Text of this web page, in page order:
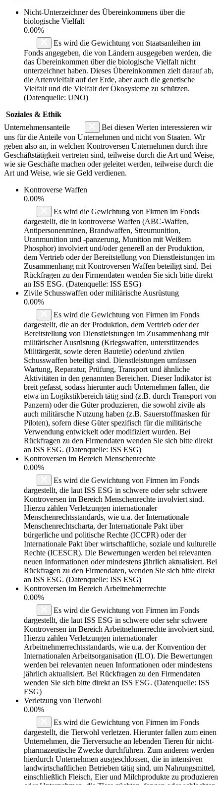
Nicht-Unterzeichner des Übereinkommens über die
biologische Vielfalt
0.00%
Es wird die Gewichtung von Staatsanleihen im
Fonds angegeben, die von Ländern ausgegeben werden, die
das Übereinkommen über die biologische Vielfalt nicht
unterzeichnet haben. Dieses Übereinkommen zielt darauf ab,
die Artenvielfalt auf der Erde, aber auch die genetische
Vielfalt und die Vielfalt der Ökosysteme zu schützen.
(Datenquelle: UNO)
Soziales & Ethik
Unternehmensanteile
Bei diesen Werten interessieren wir
uns für die Anteile von Unternehmen und nicht von Staaten. Wir
geben also an, in welchen Kontroversen Unternehmen durch ihre
Geschäftstätigkeit vertreten sind, teilweise durch die Art und Weise,
wie sie Geschäfte machen oder geleitet werden, teilweise durch die
Art und Weise, wie sie Geld verdienen.
Kontroverse Waffen
0.00%
Es wird die Gewichtung von Firmen im Fonds
dargestellt, die in kontroverse Waffen (ABC-Waffen,
Antipersonenminen, Brandwaffen, Streumunition,
Uranmunition und -panzerung, Munition mit Weißem
Phosphor) involviert und/oder generell an der Produktion,
dem Vertrieb oder der Bereitstellung von Dienstleistungen im
Zusammenhang mit Kontroversen Waffen beteiligt sind. Bei
Rückfragen zu den Firmendaten wenden Sie sich bitte direkt
an ISS ESG. (Datenquelle: ISS ESG)
Zivile Schusswaffen oder militärische Ausrüstung
0.00%
Es wird die Gewichtung von Firmen im Fonds
dargestellt, die an der Produktion, dem Vertrieb oder der
Bereitstellung von Dienstleistungen im Zusammenhang mit
militärischer Ausrüstung (Kriegswaffen, unterstützendes
Militärgerät, sowie deren Bauteile) oder/und zivilen
Schusswaffen beteiligt sind. Dienstleistungen umfassen
Wartung, Reparatur, Prüfung, Transport und ähnliche
Aktivitäten in den genannten Bereichen. Dieser Indikator ist
breit gefasst, sodass hierunter auch Unternehmen fallen, die
etwa im Logikstikbereich tätig sind (z.B. durch Transport von
Panzern) oder die Güter produzieren, die sowohl zivile als
auch militärsche Nutzung haben (z.B. Sauerstoffmasken für
Piloten), sofern diese Güter spezifisch für die militärische
Verwendung entwickelt oder modifiziert wurden. Bei
Rückfragen zu den Firmendaten wenden Sie sich bitte direkt
an ISS ESG. (Datenquelle: ISS ESG)
Kontroversen im Bereich Menschenrechte
0.00%
Es wird die Gewichtung von Firmen im Fonds
dargestellt, die laut ISS ESG in schwere oder sehr schwere
Kontroversen im Bereich Menschenrechte involviert sind.
Hierzu zählen Verletzungen internationaler
Menschenrechtsstandards, wie u.a. der Internationale
Menschenrechtscharta, der Internationale Pakt über
bürgerliche und politische Rechte (ICCPR) oder der
Internationale Pakt über wirtschaftliche, soziale und kulturelle
Rechte (ICESCR). Die Bewertungen werden bei relevanten
neuen Informationen oder mindestens jährlich aktualisiert. Bei
Rückfragen zu den Firmendaten, wenden Sie sich bitte direkt
an ISS ESG. (Datenquelle: ISS ESG)
Kontroversen im Bereich Arbeitnehmerrechte
0.00%
Es wird die Gewichtung von Firmen im Fonds
dargestellt, die laut ISS ESG in schwere oder sehr schwere
Kontroversen im Bereich Arbeitnehmerrechte involviert sind.
Hierzu zählen Verletzungen internationaler
Arbeitnehmerrechtsstandards, wie u.a. der Konvention der
Internationalen Arbeitsorganisation (ILO). Die Bewertungen
werden bei relevanten neuen Informationen oder mindestens
jährlich aktualisiert. Bei Rückfragen zu den Firmendaten
wenden Sie sich bitte direkt an ISS ESG. (Datenquelle: ISS
ESG)
Verletzung von Tierwohl
0.00%
Es wird die Gewichtung von Firmen im Fonds
dargestellt, die Tierwohl verletzen. Hierunter fallen zum einen
Unternehmen, die Tierversuche an lebenden Tieren für nicht-
pharmazeutische Zwecke durchführen. Zum anderen werden
hierdurch Unternehmen ausgeschlossen, die in intensiven
landwirtschaftlichen Betrieben tätig sind, um Nahrungsmittel,
einschließlich Fleisch, Eier und Milchprodukte zu produzieren